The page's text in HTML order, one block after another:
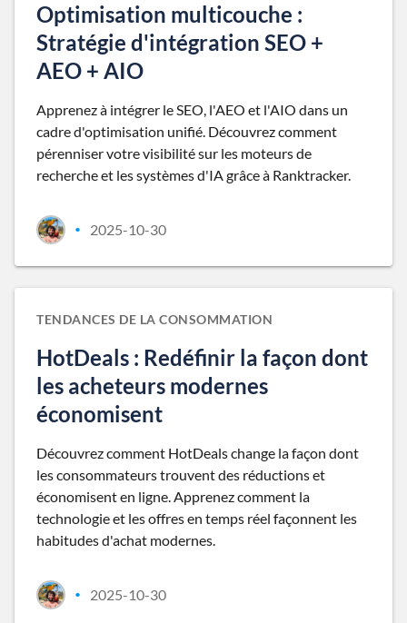
Optimisation multicouche :
Stratégie d'intégration SEO +
AEO + AIO
Apprenez à intégrer le SEO, l'AEO et l'AIO dans un
cadre d'optimisation unifié. Découvrez comment
pérenniser votre visibilité sur les moteurs de
recherche et les systèmes d'IA grâce à Ranktracker.
• 2025-10-30
TENDANCES DE LA CONSOMMATION
HotDeals : Redéfinir la façon dont
les acheteurs modernes
économisent
Découvrez comment HotDeals change la façon dont
les consommateurs trouvent des réductions et
économisent en ligne. Apprenez comment la
technologie et les offres en temps réel façonnent les
habitudes d'achat modernes.
• 2025-10-30